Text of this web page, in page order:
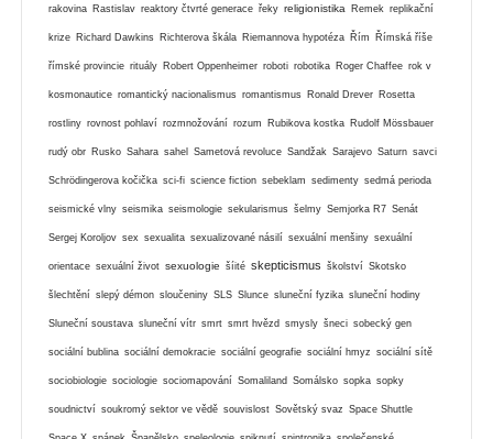
rakovina Rastislav reaktory čtvrté generace řeky religionistika Remek replikační
krize Richard Dawkins Richterova škála Riemannova hypotéza Řím Římská říše
římské provincie rituály Robert Oppenheimer roboti robotika Roger Chaffee rok v
kosmonautice romantický nacionalismus romantismus Ronald Drever Rosetta
rostliny rovnost pohlaví rozmnožování rozum Rubikova kostka Rudolf Mössbauer
rudý obr Rusko Sahara sahel Sametová revoluce Sandžak Sarajevo Saturn savci
Schrödingerova kočička sci-fi science fiction sebeklam sedimenty sedmá perioda
seismické vlny seismika seismologie sekularismus šelmy Semjorka R7 Senát
Sergej Koroljov sex sexualita sexualizované násilí sexuální menšiny sexuální
orientace sexuální život sexuologie šíité skepticismus školství Skotsko
šlechtění slepý démon sloučeniny SLS Slunce sluneční fyzika sluneční hodiny
Sluneční soustava sluneční vítr smrt smrt hvězd smysly šneci sobecký gen
sociální bublina sociální demokracie sociální geografie sociální hmyz sociální sítě
sociobiologie sociologie sociomapování Somaliland Somálsko sopka sopky
soudnictví soukromý sektor ve vědě souvislost Sovětský svaz Space Shuttle